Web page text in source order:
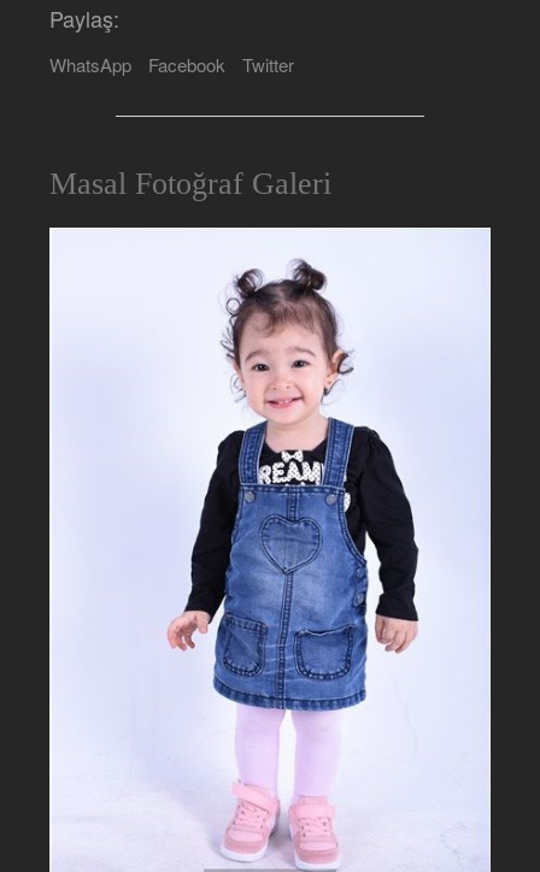
Paylaş:
WhatsApp Facebook Twitter
Masal Fotoğraf Galeri